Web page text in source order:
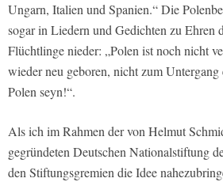
Ungarn, Italien und Spanien.“ Die
sogar in Liedern und Gedichten zu Ehren
Flüchtlinge nieder: „Polen ist noch nicht
wieder neu geboren, nicht zum Untergang
Polen seyn!“.
Als ich im Rahmen der von Helmut
gegründeten Deutschen Nationalstiftung
den Stiftungsgremien die Idee